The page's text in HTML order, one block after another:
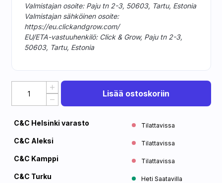
Valmistajan osoite: Paju tn 2-3, 50603, Tartu, Estonia
Valmistajan sähköinen osoite:
https://eu.clickandgrow.com/
EU/ETA-vastuuhenkilö: Click & Grow, Paju tn 2-3,
50603, Tartu, Estonia
Lisää ostoskoriin
C&C Helsinki varasto Tilattavissa
C&C Aleksi Tilattavissa
C&C Kamppi Tilattavissa
C&C Turku Heti Saatavilla